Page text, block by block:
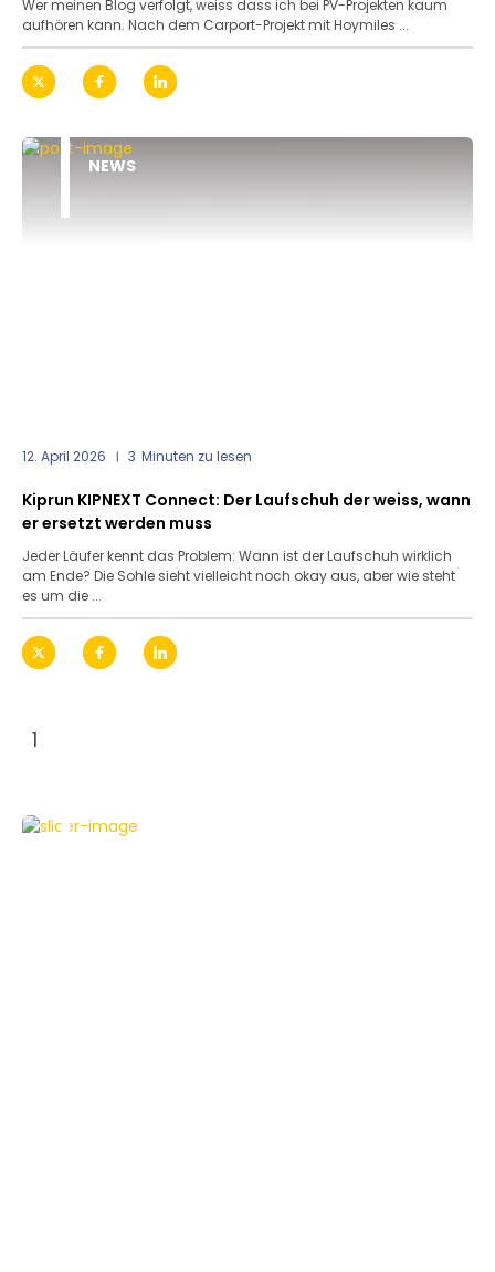
Wer meinen Blog verfolgt, weiss dass ich bei PV-Projekten kaum
aufhören kann. Nach dem Carport-Projekt mit Hoymiles ...
NEWS
12. April 2026 3 Minuten zu lesen
Kiprun KIPNEXT Connect: Der Laufschuh der weiss, wann
er ersetzt werden muss
Jeder Läufer kennt das Problem: Wann ist der Laufschuh wirklich
am Ende? Die Sohle sieht vielleicht noch okay aus, aber wie steht
es um die ...
1
PHOTOVOLTAIK